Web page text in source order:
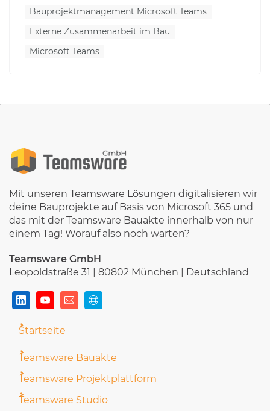
Bauprojektmanagement Microsoft Teams
Externe Zusammenarbeit im Bau
Microsoft Teams
Mit unseren Teamsware Lösungen digitalisieren wir
deine Bauprojekte auf Basis von Microsoft 365 und
das mit der Teamsware Bauakte innerhalb von nur
einem Tag! Worauf also noch warten?
Teamsware GmbH
Leopoldstraße 31 | 80802 München | Deutschland
Startseite
Teamsware Bauakte
Teamsware Projektplattform
Teamsware Studio